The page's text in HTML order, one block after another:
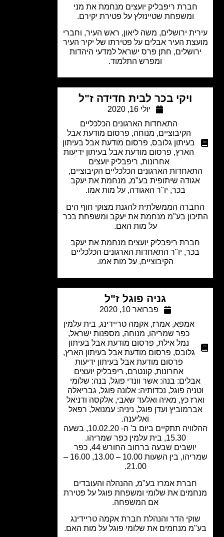
חברת ריפבליק יועצים מנחמת את מני
ומשפחת שטיינזלץ על פטירת יקירם.
ירושלים, משה ליאון, ראש העיר, וחברי
העיר אבלים על פטירתו של יקיר העיר
חתן פרס ישראל למדעי היהדות
ומפרש התלמוד.
ויקי בכר לבית חדידה ז"ל
התאחדות הארגונים הכלכליים
הקיבוציים,מנוחה, פרסום מודעת אבל
בעיתון גלובס, פרסום מודעת אבל בעיתון
פרסום מודעת אבל בעיתון ידיעות
אחרונות,ריפבליק יועצים
הארגונים הכלכליים הקיבוציים,
שיתופית בע"מ, מנחמת את יעקב
בכר, יו"ר האגודה, על מות אמו.
הממשלתית להגנת מצוקי חוף הים
בע"מ מנחמת את יעקב ומשפחת בכר
על מות האם.
ריפבליק יועצים מנחמת את יעקב
יו"ר התאחדות הארגונים הכלכליים
הקיבוציים, על מות אמו.
גניה פוגל ז"ל
פברואר 10, 2020
אמרז,אקמה טריידינג,בית עלמין
כפר שמריהו ,מנוחה, מספנות ישראל,
נמל אילת,פרסום מודעת אבל בעיתון
גלובס
פרסום מודעת אבל בעיתון הארץ,
פרסום מודעת אבל בעיתון ידיעות
אחרונות,קונטרם ,ריפבליק יועצים
בנה: אשר וונדי פוגל, בנה: שלומי
פוגל, נכדותיה: אלונה פוגל, גבריאלה
כץ, מאיה ואלעד שאבי, אלקסה ודניאל
ועדן פוגל, ניניה: עמנואל, רפאל
ואליענה.
ההלוויה תתקיים ביום ב' ה- 10.02.20, בשעה
יושבים שבעה ברחוב החורש 44, כפר
שמריהו, בין השעות 10.00 – 13.00, 16.00 –
חברת אמרז בע"מ, ההנהלה והעובדים
את שלומי ומשפחת פוגל על פטירת
אם המשפחה.
הדר והנהלת חברת אקמה טריידינג
מנחמים את שלומי פוגל על מות האם.